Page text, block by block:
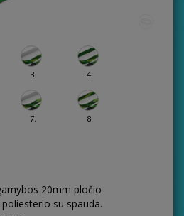
3. 4.
7. 8.
20mm pločio
su spauda.